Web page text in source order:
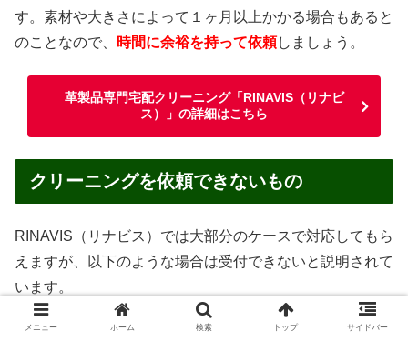
す。素材や大きさによって１ヶ月以上かかる場合もあると
のことなので、
時間に余裕を持って依頼しましょう。
革製品専門宅配クリーニング「RINAVIS（リナビ
ス）」の詳細はこちら
クリーニングを依頼できないもの
RINAVIS（リナビス）では大部分のケースで対応してもら
えますが、以下のような場合は受付できないと説明されて
います。
汚物・嘔吐物がついたままのもの
メニュー ホーム 検索 トップ サイドバー